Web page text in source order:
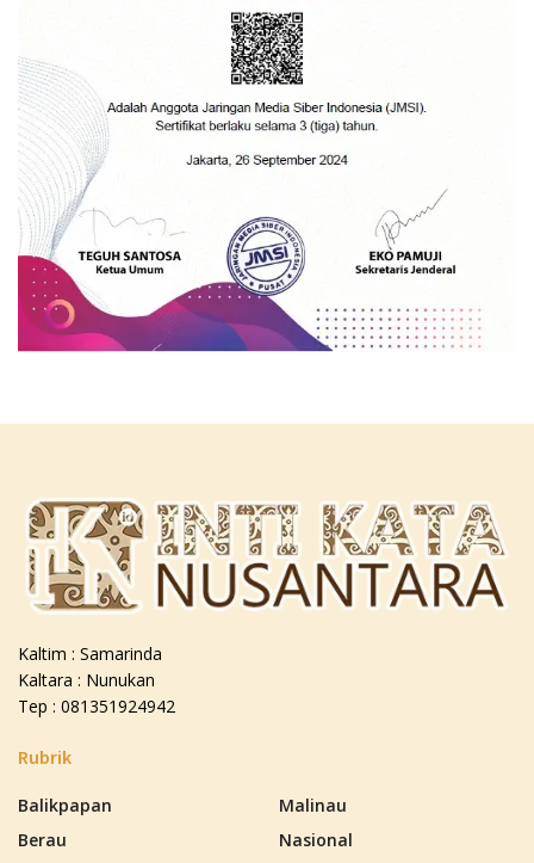
Kaltim : Samarinda
Kaltara : Nunukan
Tep : 081351924942
Rubrik
Balikpapan
Berau
Malinau
Nasional